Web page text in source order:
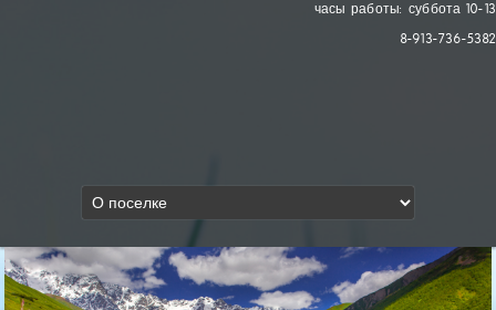
часы работы: суббота 10-13
8-913-736-5382